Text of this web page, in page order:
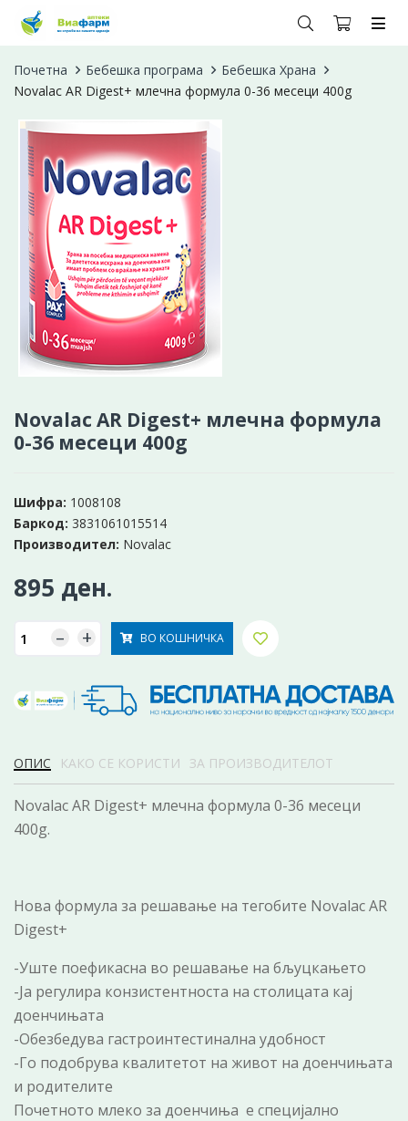
Почетна Бебешка програма
Бебешка Храна
Novalac AR Digest+ млечна формула 0-36 месеци 400g
Novalac AR Digest+ млечна формула
0-36 месеци 400g
Шифра: 1008108
Баркод: 3831061015514
Производител: Novalac
895 ден.
– + ВО КОШНИЧКА
ОПИС КАКО СЕ КОРИСТИ ЗА ПРОИЗВОДИТЕЛОТ
Novalac AR Digest+ млечна формула 0-36 месеци
400g.
Нова формула за решавање на тегобите Novalac AR
Digest+
-Уште поефикасна во решавање на бљуцкањето
-Ја регулира конзистентноста на столицата кај
доенчињата
-Обезбедува гастроинтестинална удобност
-Го подобрува квалитетот на живот на доенчињата
и родителите
Почетното млеко за доенчиња е специјално